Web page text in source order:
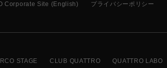
Corporate Site (English) プライバシーポリシー
STAGE CLUB QUATTRO QUATTRO LABO